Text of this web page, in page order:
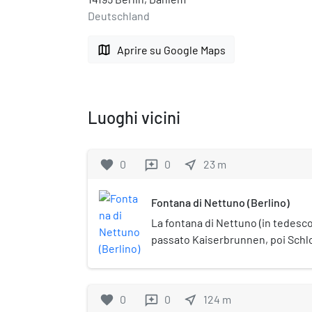
Deutschland
map Aprire su Google Maps
Luoghi vicini
favorite 0 reviews 0 near_me 23 m
Fontana di Nettuno (Berlino)
La fontana di Nettuno (in
passato Kaiserbrunnen, poi
Berlino, nel quartiere di Mitte. È
favorite 0 reviews 0 near_me 124 m